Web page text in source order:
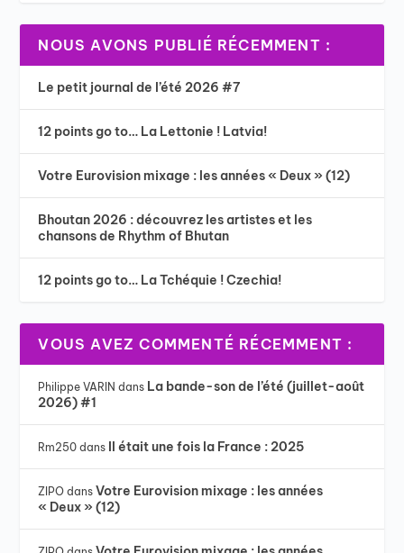
NOUS AVONS PUBLIÉ RÉCEMMENT :
Le petit journal de l’été 2026 #7
12 points go to… La Lettonie ! Latvia!
Votre Eurovision mixage : les années « Deux » (12)
Bhoutan 2026 : découvrez les artistes et les
chansons de Rhythm of Bhutan
12 points go to… La Tchéquie ! Czechia!
VOUS AVEZ COMMENTÉ RÉCEMMENT :
Philippe VARIN dans La bande-son de l’été (juillet-août
2026) #1
Rm250 dans Il était une fois la France : 2025
ZIPO dansVotre Eurovision mixage : les années
« Deux » (12)